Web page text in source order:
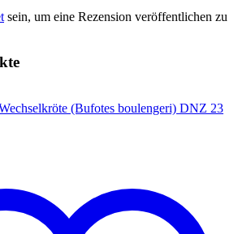
sein, um eine Rezension veröffentlichen zu